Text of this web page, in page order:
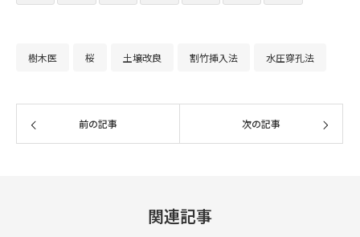
樹木医 桜 土壌改良 割竹挿入法 水圧穿孔法
前の記事 次の記事
関連記事